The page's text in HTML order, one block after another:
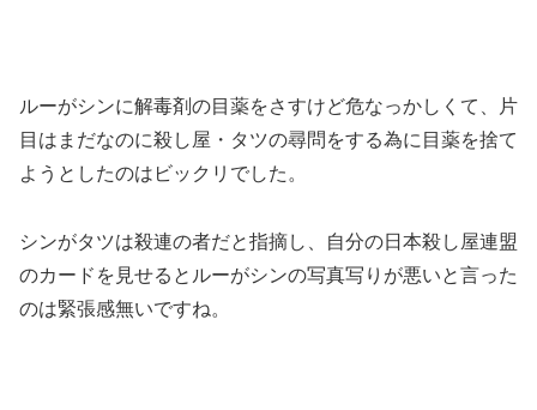
ルーがシンに解毒剤の目薬をさすけど危なっかしくて、片
目はまだなのに殺し屋・タツの尋問をする為に目薬を捨て
ようとしたのはビックリでした。
シンがタツは殺連の者だと指摘し、自分の日本殺し屋連盟
のカードを見せるとルーがシンの写真写りが悪いと言った
のは緊張感無いですね。